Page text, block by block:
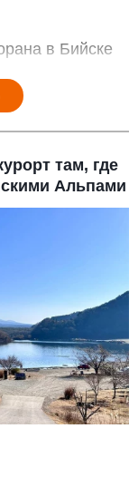
в Бийске
там, где
Альпами